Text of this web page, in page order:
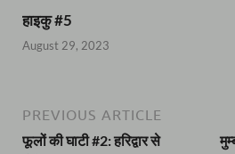
हाइकु #5
August 29, 2023
PREVIOUS ARTICLE
फूलों की घाटी #2: हरिद्वार से